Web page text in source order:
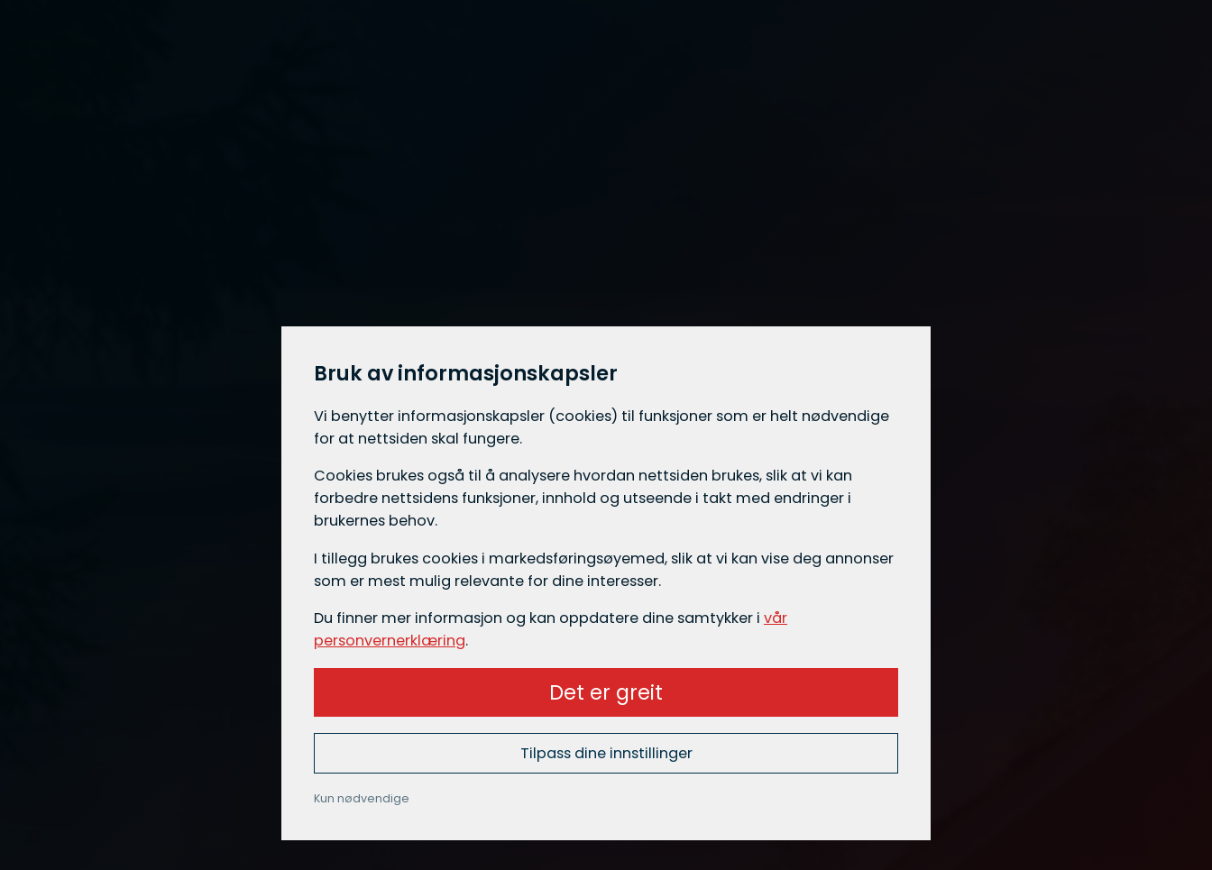
Bruk av informasjonskapsler
Vi benytter informasjons­kapsler (cookies) til funksjoner som er helt nødvendige
for at nettsiden skal fungere.
Cookies brukes også til å analysere hvordan nettsiden brukes, slik at vi kan
forbedre nettsidens funksjoner, innhold og utseende i takt med endringer i
brukernes behov.
I tillegg brukes cookies i markedsførings­øyemed, slik at vi kan vise deg annonser
som er mest mulig relevante for dine interesser.
Du finner mer informasjon og kan oppdatere dine samtykker i vår
personvernerklæring.
Det er greit
Tilpass dine innstillinger
Kun nødvendige